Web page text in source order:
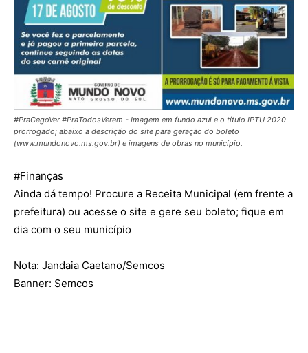
#PraCegoVer #PraTodosVerem - Imagem em fundo azul e o título IPTU 2020
prorrogado; abaixo a descrição do site para geração do boleto
(www.mundonovo.ms.gov.br) e imagens de obras no município.
#Finanças
Ainda dá tempo! Procure a Receita Municipal (em frente a
prefeitura) ou acesse o site e gere seu boleto; fique em
dia com o seu município
Nota: Jandaia Caetano/Semcos
Banner: Semcos